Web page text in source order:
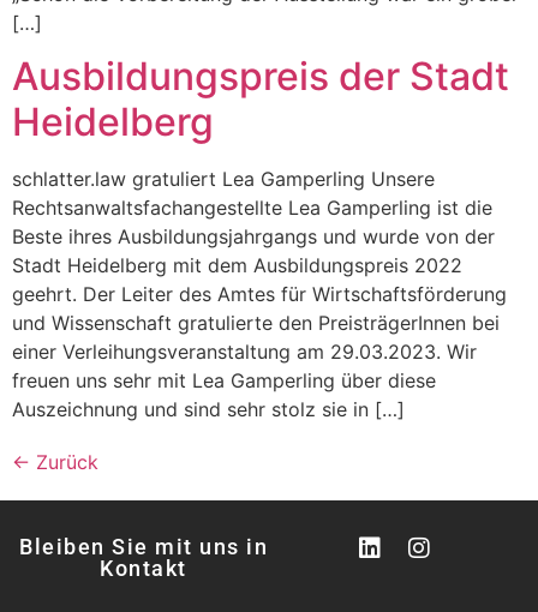
[…]
Ausbildungspreis der Stadt
Heidelberg
schlatter.law gratuliert Lea Gamperling Unsere
Rechtsanwaltsfachangestellte Lea Gamperling ist die
Beste ihres Ausbildungsjahrgangs und wurde von der
Stadt Heidelberg mit dem Ausbildungspreis 2022
geehrt. Der Leiter des Amtes für Wirtschaftsförderung
und Wissenschaft gratulierte den PreisträgerInnen bei
einer Verleihungsveranstaltung am 29.03.2023. Wir
freuen uns sehr mit Lea Gamperling über diese
Auszeichnung und sind sehr stolz sie in […]
← Zurück
Bleiben Sie mit uns in
Kontakt